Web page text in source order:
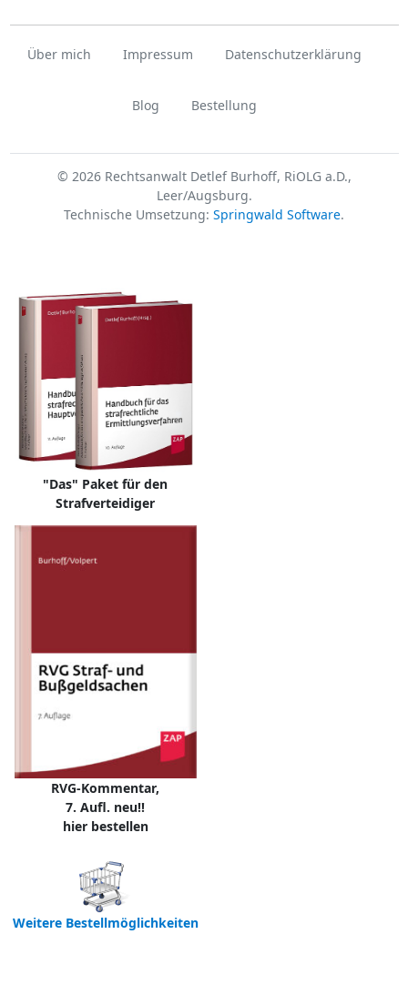
Über mich Impressum Datenschutzerklärung
Blog Bestellung
© 2026 Rechtsanwalt Detlef Burhoff, RiOLG a.D.,
Leer/Augsburg.
Technische Umsetzung: Springwald Software.
"Das" Paket für den
Strafverteidiger
RVG-Kommentar,
7. Aufl. neu!!
hier bestellen
Weitere Bestellmöglichkeiten